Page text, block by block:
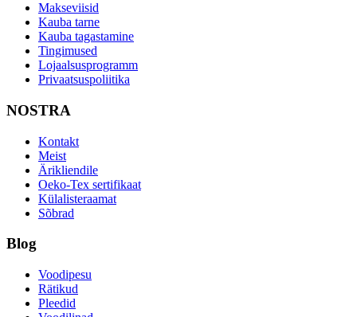
Makseviisid
Kauba tarne
Kauba tagastamine
Tingimused
Lojaalsusprogramm
Privaatsuspoliitika
NOSTRA
Kontakt
Meist
Ärikliendile
Oeko-Tex sertifikaat
Külalisteraamat
Sõbrad
Blog
Voodipesu
Rätikud
Pleedid